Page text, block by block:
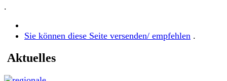
.
Sie können diese Seite versenden/ empfehlen .
Aktuelles